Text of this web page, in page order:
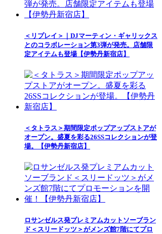
＜リプレイ＞｜DJマーティン・ギャリックス
とのコラボレーション第3弾が発売。店舗限
定アイテムも登場【伊勢丹新宿店】
＜タトラス＞期間限定ポップアップストアが
オープン。盛夏を彩る26SSコレクションが登
場。【伊勢丹新宿店】
ロサンゼルス発プレミアムカットソーブラン
ド＜スリードッツ＞がメンズ館7階にてプロ